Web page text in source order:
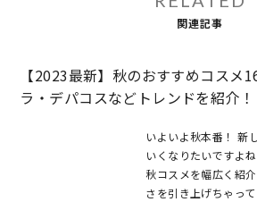
関連記事
【2023最新】秋のおすすめコスメ
ラ・デパコスなどトレンドを紹介！
いよいよ秋本番！ 新
いくなりたいですよ
秋コスメを幅広く紹
さを引き上げちゃっ